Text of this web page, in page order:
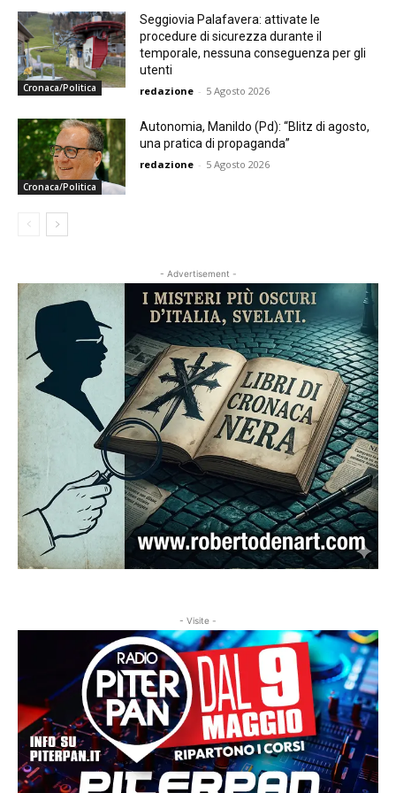
Cronaca/Politica
Seggiovia Palafavera: attivate le
procedure di sicurezza durante il
temporale, nessuna conseguenza per gli
utenti
redazione - 5 Agosto 2026
Cronaca/Politica
Autonomia, Manildo (Pd): “Blitz di agosto,
una pratica di propaganda”
redazione - 5 Agosto 2026
- Advertisement -
- Visite -